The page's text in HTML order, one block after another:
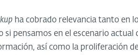
ha cobrado relevancia tanto en
pensamos en el escenario actual
así como la proliferación